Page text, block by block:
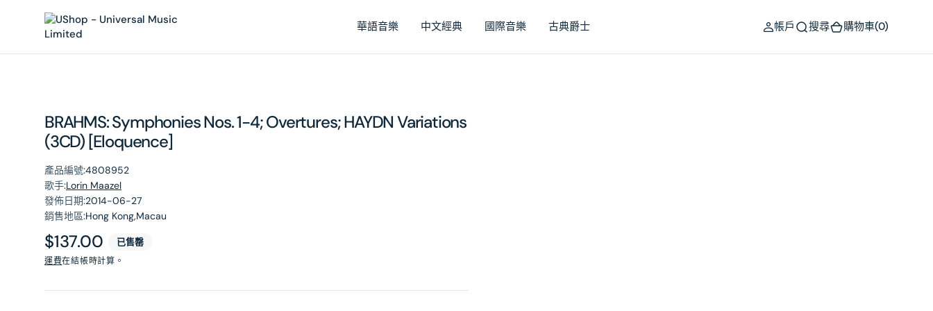
華語音樂 中文經典 國際音樂 古典爵士 帳戶 搜尋 購物車(0)
BRAHMS: Symphonies Nos. 1-4; Overtures; HAYDN Variations
(3CD) [Eloquence]
產品編號:4808952
歌手:Lorin Maazel
發佈日期:2014-06-27
銷售地區:Hong Kong,Macau
原
價
$137.00 已售罄
運費在結帳時計算。